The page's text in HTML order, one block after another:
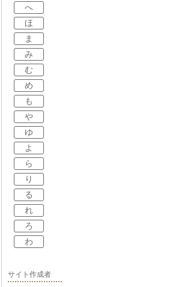
へ
ほ
ま
み
む
め
も
や
ゆ
よ
ら
り
る
れ
ろ
わ
サイト作成者